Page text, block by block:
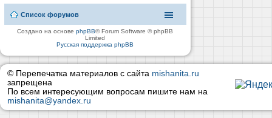
Список форумов
Создано на основеphpBB® Forum Software © phpBB
Limited
Русская поддержка phpBB
© Перепечатка материалов с сайта mishanita.ru
запрещена
По всем интересующим вопросам пишите нам на
mishanita@yandex.ru